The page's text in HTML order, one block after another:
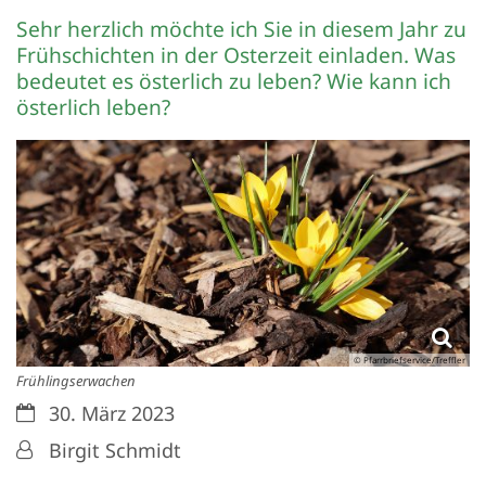
Sehr herzlich möchte ich Sie in diesem Jahr zu
Frühschichten in der Osterzeit einladen. Was
bedeutet es österlich zu leben? Wie kann ich
österlich leben?
© Pfarrbriefservice/Treffler
Frühlingserwachen
Datum:30. März 2023
Von:Birgit Schmidt